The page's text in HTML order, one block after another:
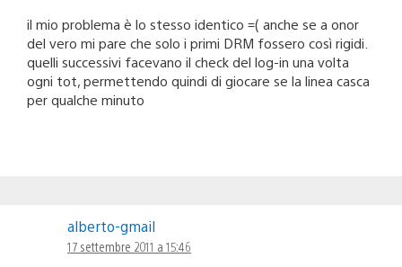
il mio problema è lo stesso identico =( anche se a onor
del vero mi pare che solo i primi DRM fossero così rigidi.
quelli successivi facevano il check del log-in una volta
ogni tot, permettendo quindi di giocare se la linea casca
per qualche minuto
alberto-gmail
17 settembre 2011 a 15:46